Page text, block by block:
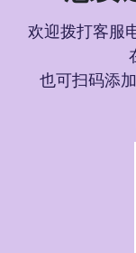
欢迎拨打客服
也可扫码添